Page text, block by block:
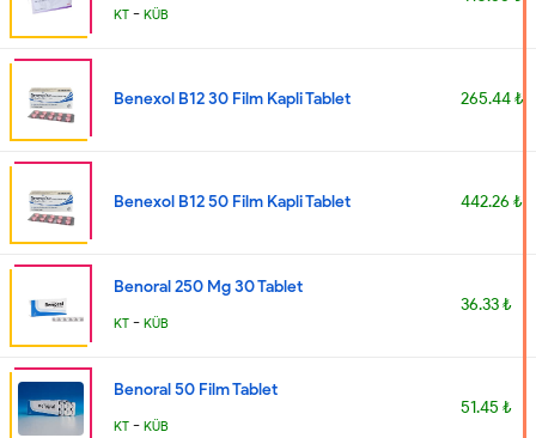
KT - KÜB
Benexol B12 30 Film Kapli Tablet 265.44 ₺
Benexol B12 50 Film Kapli Tablet 442.26 ₺
Benoral 250 Mg 30 Tablet
KT - KÜB
36.33 ₺
Benoral 50 Film Tablet
KT - KÜB
51.45 ₺